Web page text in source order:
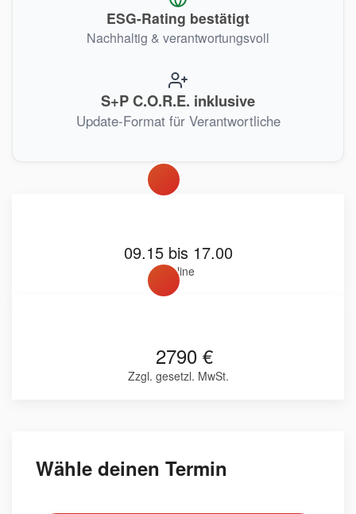
ESG-Rating bestätigt
Nachhaltig & verantwortungsvoll
S+P C.O.R.E. inklusive
Update-Format für Verantwortliche
09.15 bis 17.00
Online
2790 €
Zzgl. gesetzl. MwSt.
Wähle deinen Termin